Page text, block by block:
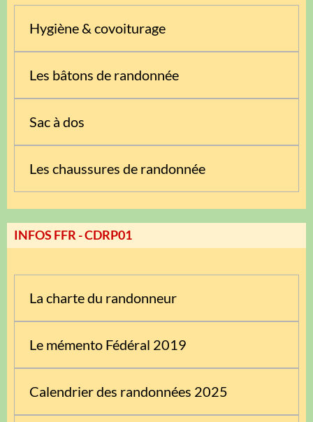
Hygiène & covoiturage
Les bâtons de randonnée
Sac à dos
Les chaussures de randonnée
INFOS FFR - CDRP01
La charte du randonneur
Le mémento Fédéral 2019
Calendrier des randonnées 2025